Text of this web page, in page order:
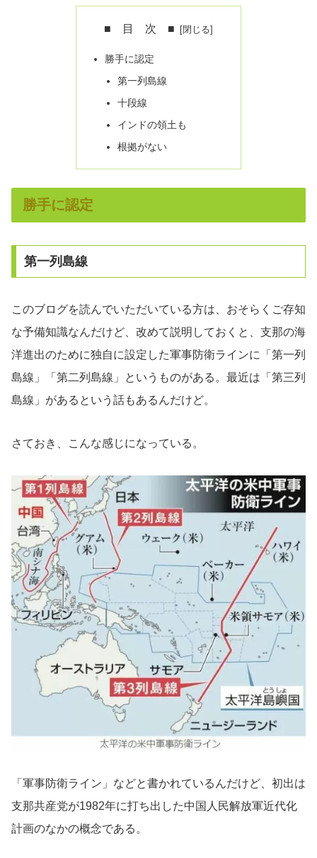
■ 目 次 ■
勝手に認定
第一列島線
十段線
インドの領土も
根拠がない
勝手に認定
第一列島線
このブログを読んでいただいている方は、おそらくご存知
な予備知識なんだけど、改めて説明しておくと、支那の海
洋進出のために独自に設定した軍事防衛ラインに「第一列
島線」「第二列島線」というものがある。最近は「第三列
島線」があるという話もあるんだけど。
さておき、こんな感じになっている。
「軍事防衛ライン」などと書かれているんだけど、初出は
支那共産党が1982年に打ち出した中国人民解放軍近代化
計画のなかの概念である。